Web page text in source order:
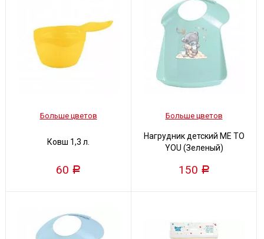
Больше цветов
Ковш 1,3 л.
60 Р
Больше цветов
Нагрудник детский ME TO
YOU (Зеленый)
150 Р